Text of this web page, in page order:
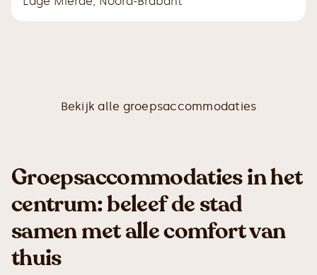
Bekijk alle groepsaccommodaties
Groepsaccommodaties in het
centrum: beleef de stad
samen met alle comfort van
thuis